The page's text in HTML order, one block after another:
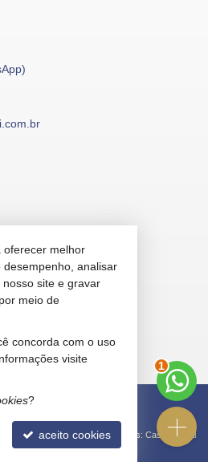
de Privacidade
Site para imobiliárias: Castel Digital
2
oferecer melhor
analisar
site e gravar
meio de
concorda com o uso
visite
?
aceito cookies